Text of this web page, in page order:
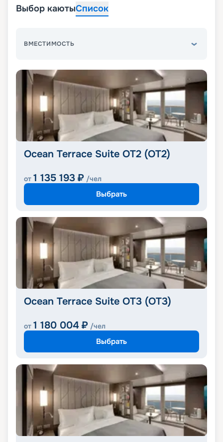
Выбор каютыСписок
ВМЕСТИМОСТЬ
Ocean Terrace Suite OT2 (OT2)
от 1 135 193 ₽ /чел
Выбрать
Ocean Terrace Suite OT3 (OT3)
от 1 180 004 ₽ /чел
Выбрать